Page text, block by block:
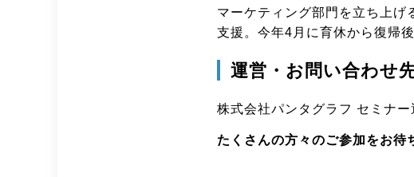
マーケティング部門を立ち上げ
支援。今年4月に育休から復帰
運営・お問い合わせ
株式会社パンタグラフ セミナ
たくさんの方々のご参加をお待